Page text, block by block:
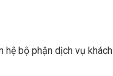
hệ bộ phận dịch vụ khách